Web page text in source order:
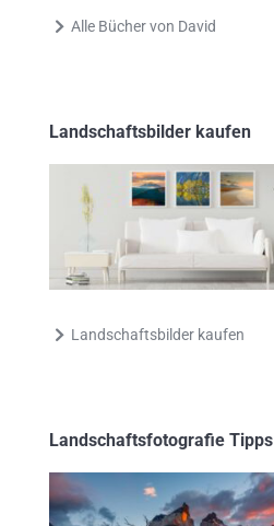
Alle Bücher von David
Landschaftsbilder kaufen
Landschaftsbilder kaufen
Landschaftsfotografie Tipps